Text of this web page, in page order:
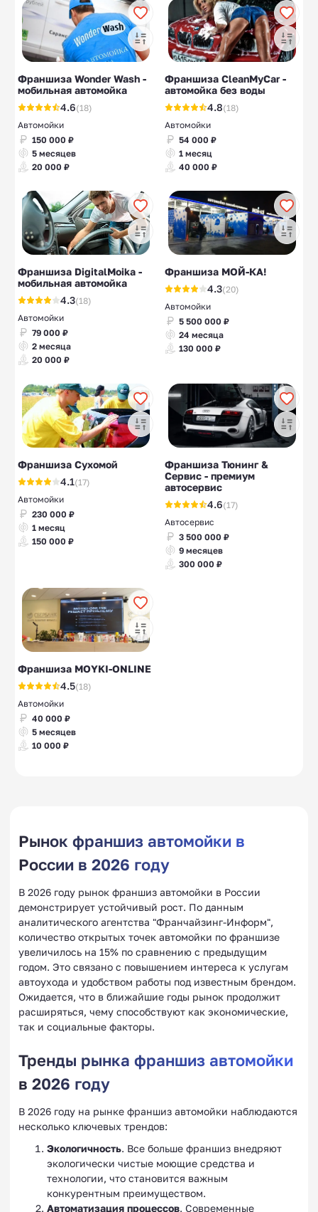
Франшиза Wonder Wash -
мобильная автомойка
4.6(18)
Автомойки
150 000 ₽
5 месяцев
20 000 ₽
Франшиза СleanMyCar -
автомойка без воды
4.8(18)
Автомойки
54 000 ₽
1 месяц
40 000 ₽
Франшиза DigitalMoika -
мобильная автомойка
4.3(18)
Автомойки
79 000 ₽
2 месяца
20 000 ₽
Франшиза МОЙ-КА!
4.3(20)
Автомойки
5 500 000 ₽
24 месяца
130 000 ₽
Франшиза Сухомой
4.1(17)
Автомойки
230 000 ₽
1 месяц
150 000 ₽
Франшиза Тюнинг &
Сервис - премиум
автосервис
4.6(17)
Автосервис
3 500 000 ₽
9 месяцев
300 000 ₽
Франшиза MOYKI-ONLINE
4.5(18)
Автомойки
40 000 ₽
5 месяцев
10 000 ₽
Рынок франшиз автомойки в
России в 2026 году
В 2026 году рынок франшиз автомойки в России
демонстрирует устойчивый рост. По данным
аналитического агентства "Франчайзинг-Информ",
количество открытых точек автомойки по франшизе
увеличилось на 15% по сравнению с предыдущим
годом. Это связано с повышением интереса к услугам
автоухода и удобством работы под известным брендом.
Ожидается, что в ближайшие годы рынок продолжит
расширяться, чему способствуют как экономические,
так и социальные факторы.
Тренды рынка франшиз автомойки
в 2026 году
В 2026 году на рынке франшиз автомойки наблюдаются
несколько ключевых трендов:
Экологичность. Все больше франшиз внедряют
экологически чистые моющие средства и
технологии, что становится важным
конкурентным преимуществом.
Автоматизация процессов. Современные